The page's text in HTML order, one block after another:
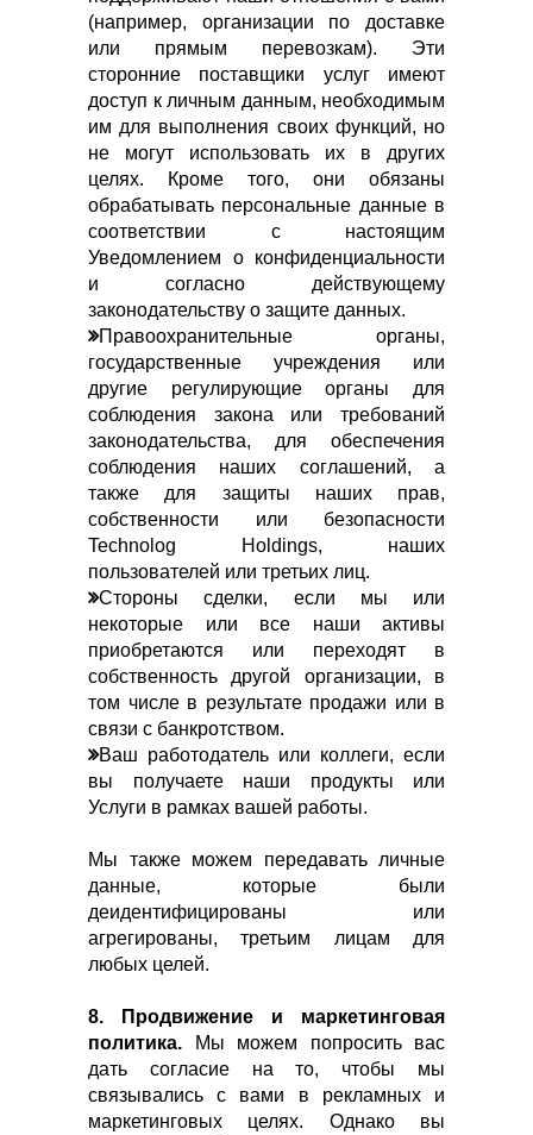
(например, организации по доставке
или прямым перевозкам). Эти
сторонние поставщики услуг имеют
доступ к личным данным, необходимым
им для выполнения своих функций, но
не могут использовать их в других
целях. Кроме того, они обязаны
обрабатывать персональные данные в
соответствии с настоящим
Уведомлением о конфиденциальности
и согласно действующему
законодательству о защите данных.
Правоохранительные органы,
государственные учреждения или
другие регулирующие органы для
соблюдения закона или требований
законодательства, для обеспечения
соблюдения наших соглашений, а
также для защиты наших прав,
собственности или безопасности
Technolog Holdings, наших
пользователей или третьих лиц.
Стороны сделки, если мы или
некоторые или все наши активы
приобретаются или переходят в
собственность другой организации, в
том числе в результате продажи или в
связи с банкротством.
Ваш работодатель или коллеги, если
вы получаете наши продукты или
Услуги в рамках вашей работы.
Мы также можем передавать личные
данные, которые были
деидентифицированы или
агрегированы, третьим лицам для
любых целей.
8. Продвижение и маркетинговая
политика. Мы можем попросить вас
дать согласие на то, чтобы мы
связывались с вами в рекламных и
маркетинговых целях. Однако вы